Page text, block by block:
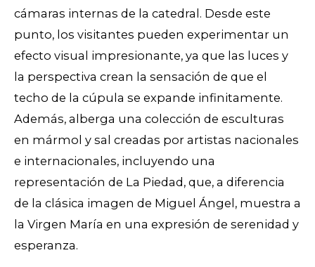
cámaras internas de la catedral. Desde este
punto, los visitantes pueden experimentar un
efecto visual impresionante, ya que las luces y
la perspectiva crean la sensación de que el
techo de la cúpula se expande infinitamente.
Además, alberga una colección de esculturas
en mármol y sal creadas por artistas nacionales
e internacionales, incluyendo una
representación de La Piedad, que, a diferencia
de la clásica imagen de Miguel Ángel, muestra a
la Virgen María en una expresión de serenidad y
esperanza.